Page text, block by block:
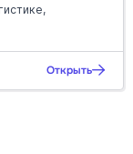
Открыть